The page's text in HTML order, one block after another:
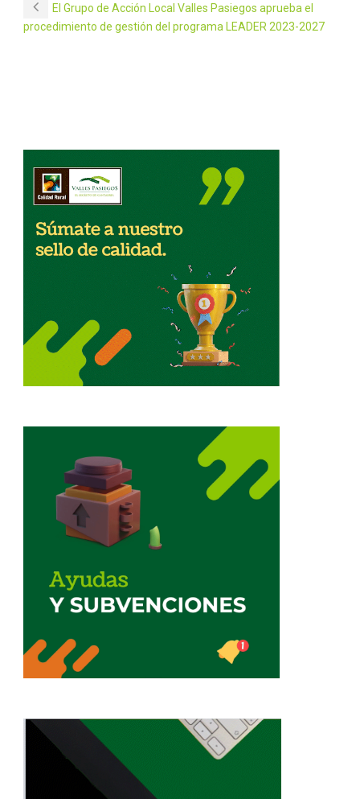
El Grupo de Acción Local Valles Pasiegos aprueba el
procedimiento de gestión del programa LEADER 2023-2027